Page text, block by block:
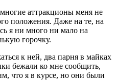
аттракционы меня не
положения. Даже на те, на
я ни много ни мало на
горочку.
к ней, два парня в майках
бежали ко мне сообщить,
что я в курсе, но они были